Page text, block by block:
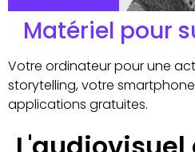
Matériel pour
Votre ordinateur pour une
storytelling, votre
applications gratuites.